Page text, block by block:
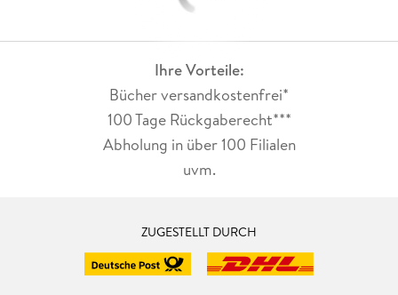
Ihre Vorteile:
Bücher versandkostenfrei*
100 Tage Rückgaberecht***
Abholung in über 100 Filialen
uvm.
ZUGESTELLT DURCH